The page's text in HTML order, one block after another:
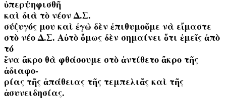
ὑπερψηφισθῆ
καὶ διὰ τὸ νέον Δ.Σ.
σύζυγός μου καὶ ἐγὼ δὲν ἐπιθυμοῦμε νὰ εἴμαστε
στὸ νέο Δ.Σ. Αὐτὸ ὅμως δὲν σημαίνει ὅτι ἐμεῖς ἀπὸ
τό
ἕνα ἄκρο θὰ φθάσουμε στὸ ἀντίθετο ἄκρο τῆς
ἀδιαφο-
ρίας τῆς ἀπάθειας τῆς τεμπελιᾶς καὶ τῆς
ἀσυνειδησίας.